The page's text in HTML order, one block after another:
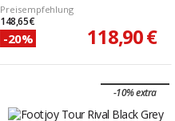
Preisempfehlung
148,65 €
-20% 118,90 €
-10% extra